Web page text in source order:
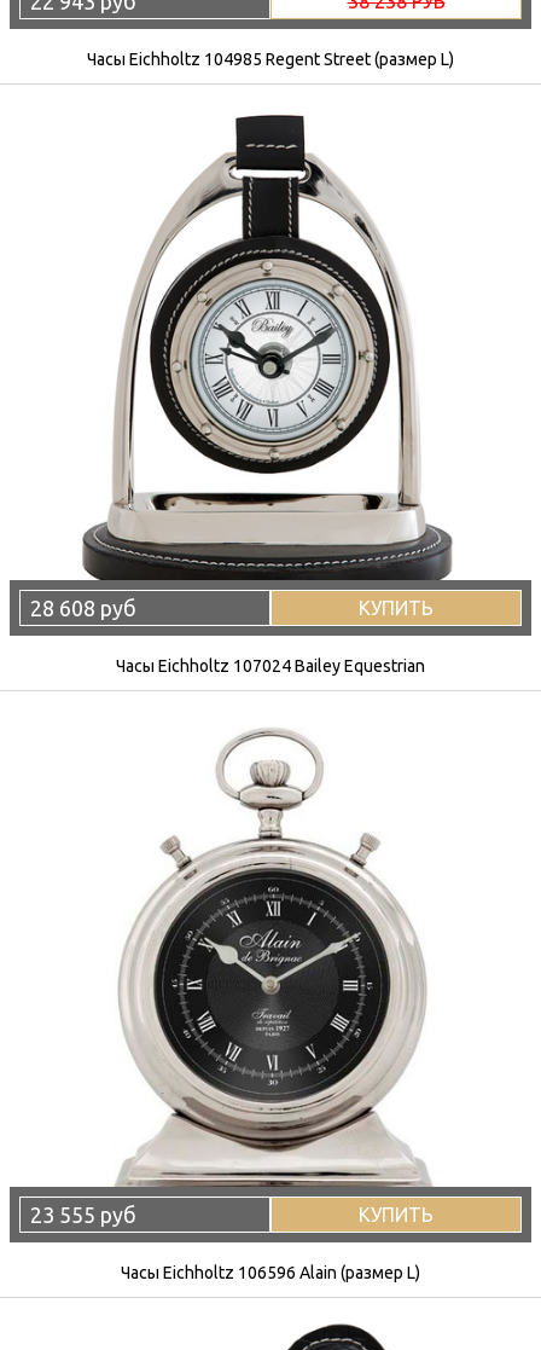
Часы Eichholtz 104985 Regent Street (размер L)
28 608 руб КУПИТЬ
Часы Eichholtz 107024 Bailey Equestrian
23 555 руб КУПИТЬ
Часы Eichholtz 106596 Alain (размер L)